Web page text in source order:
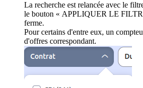
La recherche est relancée avec le
le bouton « APPLIQUER LE
ferme.
Pour certains d'entre eux, un
d'offres correspondant.